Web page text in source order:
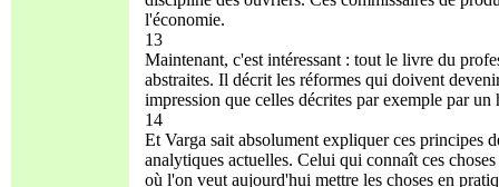
l'économie.
13
Maintenant, c'est intéressant : tout le livre du
abstraites. Il décrit les réformes qui doivent
impression que celles décrites par exemple par
14
Et Varga sait absolument expliquer ces principes
analytiques actuelles. Celui qui connaît ces
où l'on veut aujourd'hui mettre les choses en